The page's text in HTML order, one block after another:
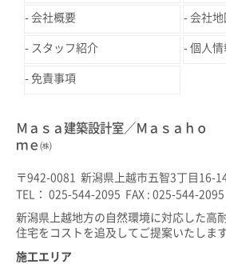
会社概要 会社地
スタッフ紹介 個人
免責事項
Ｍａｓａ建築設計室／Ｍａｓａｈｏ
ｍｅ㈱
〒942-0081 新潟県上越市五智3丁目16-
TEL： 025-544-2095 FAX : 025-544-2095
新潟県上越地方の自然環境に対応した高
住宅をコストを追及してご提案いたします
施工エリア